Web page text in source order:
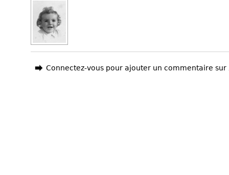
Connectez-vous pour ajouter un commentaire sur